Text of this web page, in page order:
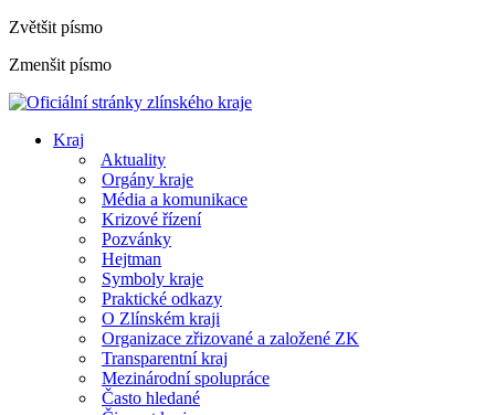
Zvětšit písmo
Zmenšit písmo
Kraj
Aktuality
Orgány kraje
Média a komunikace
Krizové řízení
Pozvánky
Hejtman
Symboly kraje
Praktické odkazy
O Zlínském kraji
Organizace zřizované a založené ZK
Transparentní kraj
Mezinárodní spolupráce
Často hledané